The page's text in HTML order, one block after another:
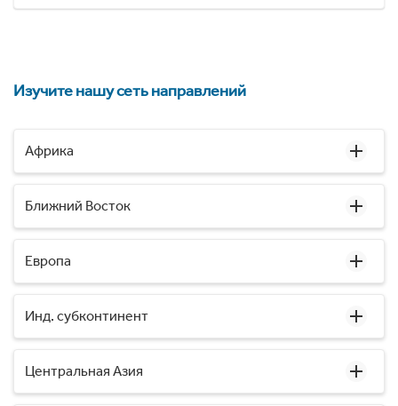
Изучите нашу сеть направлений
Африка
Ближний Восток
Европа
Инд. субконтинент
Центральная Азия